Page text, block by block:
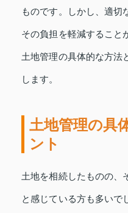
ものです。しかし、適切
その負担を軽減すること
土地管理の具体的な方法
します。
土地管理の具
ント
土地を相続したものの、
と感じている方も多いで